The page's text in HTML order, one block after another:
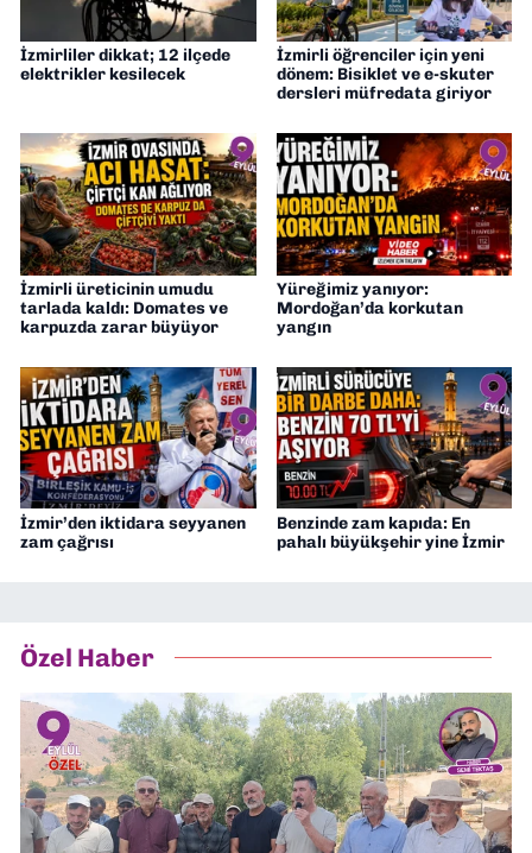
İzmirliler dikkat; 12 ilçede
elektrikler kesilecek
İzmirli öğrenciler için yeni
dönem: Bisiklet ve e-skuter
dersleri müfredata giriyor
İzmirli üreticinin umudu
tarlada kaldı: Domates ve
karpuzda zarar büyüyor
Yüreğimiz yanıyor:
Mordoğan’da korkutan
yangın
İzmir’den iktidara seyyanen
zam çağrısı
Benzinde zam kapıda: En
pahalı büyükşehir yine İzmir
Özel Haber